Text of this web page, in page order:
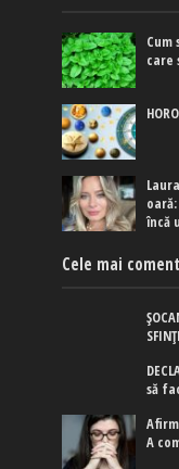
Cum
care
încă
Cele mai
să
A